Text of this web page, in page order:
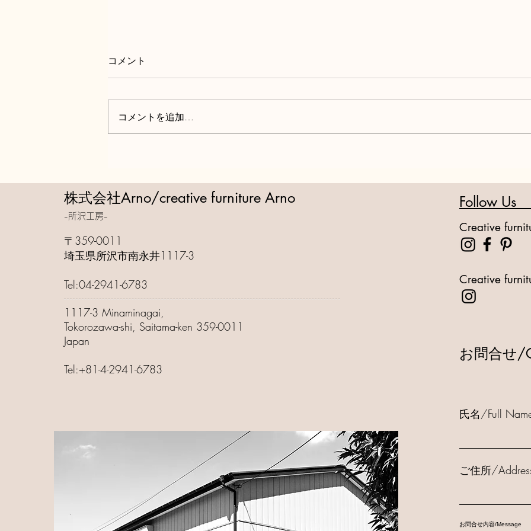
コメント
コメントを追加…
株式会社Arno/creative furniture Arno
-所沢工房-
​〒359-0011
埼玉県所沢市南永井1117-3
Tel:04-2941-6783
1117-3 Minaminagai,
Tokorozawa-shi, Saitama-ken 359-0011
Japan
Tel:+81-4-2941-6783
Follow Us
Creative
Creative
お問合せ/
氏名/Full
ご住所/
お問合せ内容/Message